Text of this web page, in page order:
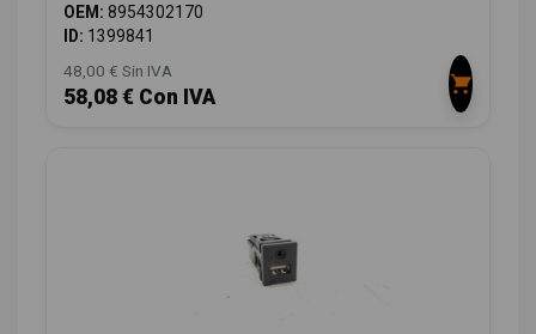
OEM: 8954302170
ID: 1399841
48,00 € Sin IVA
58,08 € Con IVA